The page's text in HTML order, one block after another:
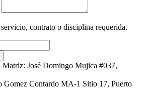
contrato o disciplina requerida.
Matriz: José Domingo Mujica #037,
Gomez Contardo MA-1 Sitio 17, Puerto